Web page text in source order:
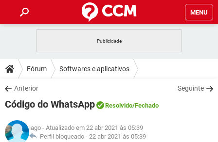
MENU
CELULAR FACEBOOK
OUTLOOK
INSTAGRAM GMAIL
GUIA DE COMPRAS
DICAS
JOGOS WHATSAPP
INSTAGRAM GMAIL
DOWNLOADS
JOGOS WHATSAPP
CELULAR
OUTLOOK EXCEL
FÓRUM
JOGOS WHATSAPP
GLOSSÁRIO
Fórum Softwares e aplicativos
Anterior Seguinte
Código do WhatsApp Resolvido/Fechado
iago - Atualizado em 22 abr 2021 às 05:39
Perfil bloqueado - 22 abr 2021 às 05:39